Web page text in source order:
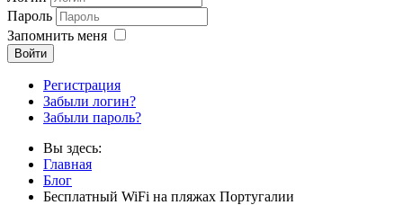
Пароль
Запомнить меня
Войти
Регистрация
Забыли логин?
Забыли пароль?
Вы здесь:
Главная
Блог
Бесплатный WiFi на пляжах Португалии